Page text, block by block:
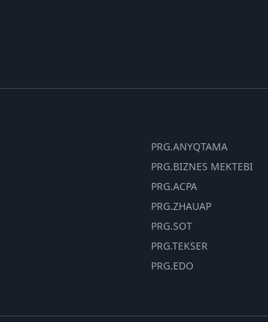
PRG.ANYQTAMA
PRG.BIZNES MEKTEBI
PRG.ACPA
PRG.ZHAUAP
PRG.SOT
PRG.TEKSER
PRG.EDO